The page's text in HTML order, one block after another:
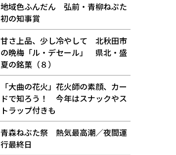
地域色ふんだん 弘前・青柳ねぷた
初の知事賞
甘さ上品、少し冷やして 北秋田市
の晩梅「ル・デセール」 県北・盛
夏の銘菓（８）
「大曲の花火」花火師の素顔、カー
ドで知ろう！ 今年はスナックやス
トラップ付きも
青森ねぶた祭 熱気最高潮／夜間運
行最終日